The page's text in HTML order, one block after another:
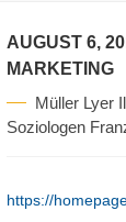
AUGUST 6,
MARKETING
Müller Lyer
Soziologen
https://